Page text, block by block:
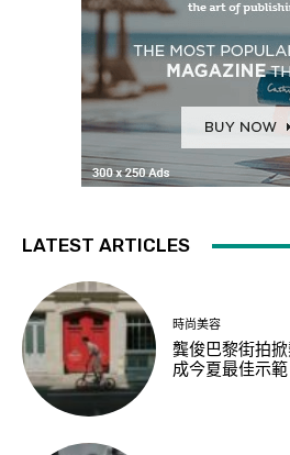
LATEST ARTICLES
時尚美容
龔俊巴黎街拍
成今夏最佳示範